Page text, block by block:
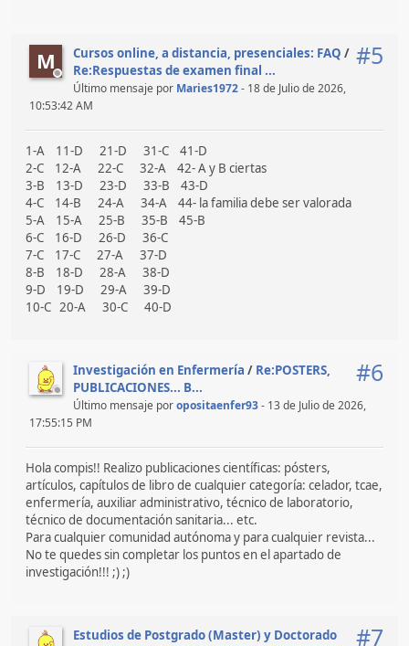
#5
M Cursos online, a distancia, presenciales: FAQ /
Re:Respuestas de examen final ...
Último mensaje por Maries1972- 18 de Julio de 2026,
10:53:42 AM
1-A 11-D 21-D 31-C 41-D
2-C 12-A 22-C 32-A 42- A y B ciertas
3-B 13-D 23-D 33-B 43-D
4-C 14-B 24-A 34-A 44- la familia debe ser valorada
5-A 15-A 25-B 35-B 45-B
6-C 16-D 26-D 36-C
7-C 17-C 27-A 37-D
8-B 18-D 28-A 38-D
9-D 19-D 29-A 39-D
10-C 20-A 30-C 40-D
#6
Investigación en Enfermería / Re:POSTERS,
PUBLICACIONES... B...
Último mensaje poropositaenfer93- 13 de Julio de 2026,
17:55:15 PM
Hola compis!! Realizo publicaciones científicas: pósters,
artículos, capítulos de libro de cualquier categoría: celador, tcae,
enfermería, auxiliar administrativo, técnico de laboratorio,
técnico de documentación sanitaria... etc.
Para cualquier comunidad autónoma y para cualquier revista...
No te quedes sin completar los puntos en el apartado de
investigación!!! ;) ;)
#7
Estudios de Postgrado (Master) y Doctorado